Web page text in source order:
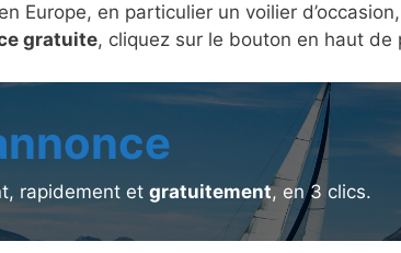
Europe, en particulier un voilier
gratuite, cliquez sur le bouton en haut
rapidement et gratuitement, en 3 clics.